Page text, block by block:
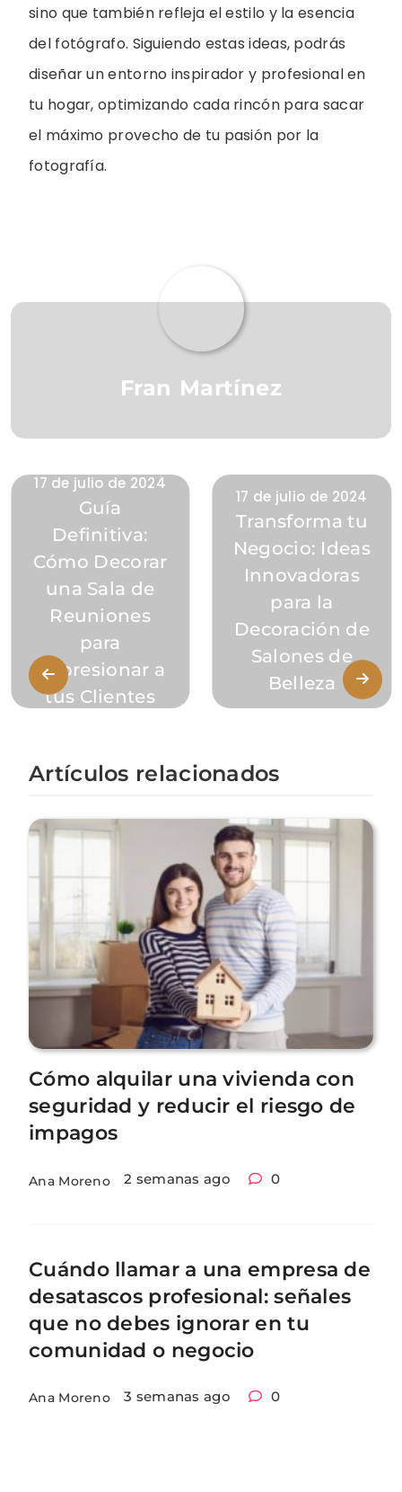
sino que también refleja el estilo y la esencia
del fotógrafo. Siguiendo estas ideas, podrás
diseñar un entorno inspirador y profesional en
tu hogar, optimizando cada rincón para sacar
el máximo provecho de tu pasión por la
fotografía.
Fran Martínez
17 de julio de 2024
Guía
Definitiva:
Cómo Decorar
una Sala de
Reuniones
para
Impresionar a
tus Clientes
17 de julio de 2024
Transforma tu
Negocio: Ideas
Innovadoras
para la
Decoración de
Salones de
Belleza
Artículos relacionados
Cómo alquilar una vivienda con
seguridad y reducir el riesgo de
impagos
Ana Moreno 2 semanas ago 0
Cuándo llamar a una empresa de
desatascos profesional: señales
que no debes ignorar en tu
comunidad o negocio
Ana Moreno 3 semanas ago 0